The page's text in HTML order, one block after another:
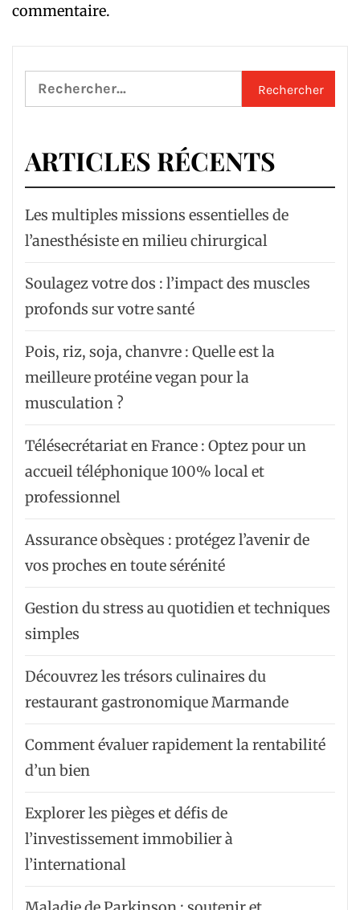
commentaire.
Rechercher :
ARTICLES RÉCENTS
Les multiples missions essentielles de
l’anesthésiste en milieu chirurgical
Soulagez votre dos : l’impact des muscles
profonds sur votre santé
Pois, riz, soja, chanvre : Quelle est la
meilleure protéine vegan pour la
musculation ?
Télésecrétariat en France : Optez pour un
accueil téléphonique 100% local et
professionnel
Assurance obsèques : protégez l’avenir de
vos proches en toute sérénité
Gestion du stress au quotidien et techniques
simples
Découvrez les trésors culinaires du
restaurant gastronomique Marmande
Comment évaluer rapidement la rentabilité
d’un bien
Explorer les pièges et défis de
l’investissement immobilier à
l’international